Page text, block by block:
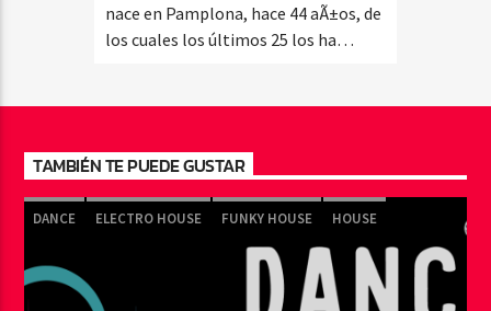
nace en Pamplona, hace 44 aÃ±os, de
los cuales los últimos 25 los ha
festivales. Ha compartido cabina con
los djs más importantes de España
[…]
TAMBIÉN TE PUEDE GUSTAR
DANCE ELECTRO HOUSE FUNKY HOUSE HOUSE
TRANCE